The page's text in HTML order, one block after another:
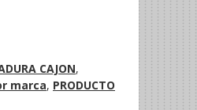
CAJON,
marca, PRODUCTO